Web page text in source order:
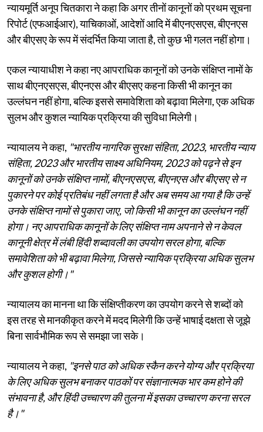
न्यायमूर्ति अनूप चितकारा ने कहा कि अगर तीनों कानूनों को प्रथम सूचना
रिपोर्ट (एफआईआर), याचिकाओं, आदेशों आदि में बीएनएसएस, बीएनएस
और बीएसए के रूप में संदर्भित किया जाता है, तो कुछ भी गलत नहीं होगा।
एकल न्यायाधीश ने कहा नए आपराधिक कानूनों को उनके संक्षिप्त नामों के
साथ बीएनएसएस, बीएनएस और बीएसए कहना किसी भी कानून का
उल्लंघन नहीं होगा, बल्कि इससे समावेशिता को बढ़ावा मिलेगा, एक अधिक
सुलभ और कुशल न्यायिक प्रक्रिया की सुविधा मिलेगी।
न्यायालय ने कहा, "भारतीय नागरिक सुरक्षा संहिता, 2023, भारतीय न्याय
संहिता, 2023 और भारतीय साक्ष्य अधिनियम, 2023 को पढ़ने से इन
कानूनों को उनके संक्षिप्त नामों, बीएनएसएस, बीएनएस और बीएसए से न
पुकारने पर कोई प्रतिबंध नहीं लगता है और अब समय आ गया है कि उन्हें
उनके संक्षिप्त नामों से पुकारा जाए, जो किसी भी कानून का उल्लंघन नहीं
होगा। नए आपराधिक कानूनों के लिए संक्षिप्त नाम अपनाने से न केवल
कानूनी क्षेत्र में लंबी हिंदी शब्दावली का उपयोग सरल होगा, बल्कि
समावेशिता को भी बढ़ावा मिलेगा, जिससे न्यायिक प्रक्रिया अधिक सुलभ
और कुशल होगी।"
न्यायालय का मानना ​​था कि संक्षिप्तीकरण का उपयोग करने से शब्दों को
इस तरह से मानकीकृत करने में मदद मिलेगी कि उन्हें भाषाई दक्षता से जूझे
बिना सार्वभौमिक रूप से समझा जा सके।
न्यायालय ने कहा, "इनसे पाठ को अधिक स्कैन करने योग्य और प्रक्रिया
के लिए अधिक सुलभ बनाकर पाठकों पर संज्ञानात्मक भार कम होने की
संभावना है, और हिंदी उच्चारण की तुलना में इसका उच्चारण करना सरल
है।"